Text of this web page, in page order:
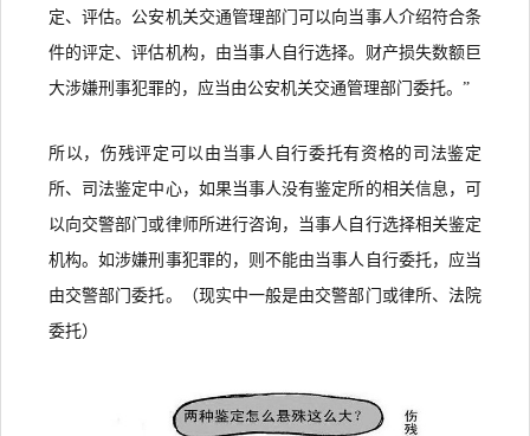
定、评估。公安机关交通管理部门可以向当事人介绍符合条
件的评定、评估机构，由当事人自行选择。财产损失数额巨
大涉嫌刑事犯罪的，应当由公安机关交通管理部门委托。”
所以，伤残评定可以由当事人自行委托有资格的司法鉴定
所、司法鉴定中心，如果当事人没有鉴定所的相关信息，可
以向交警部门或律师所进行咨询，当事人自行选择相关鉴定
机构。如涉嫌刑事犯罪的，则不能由当事人自行委托，应当
由交警部门委托。（现实中一般是由交警部门或律所、法院
委托）